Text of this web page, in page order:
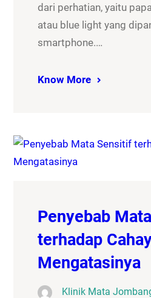
dari perhatian, yaitu
atau blue light yang
smartphone.…
Know More
Penyebab
terhadap
Mengatasinya
Klinik Mata